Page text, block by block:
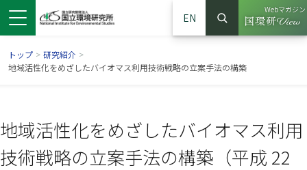
EN
サイト内検索
検索
Webマガジン
（別ウイ
トップ > 研究紹介 >
地域活性化をめざしたバイオマス利用技術戦略の立案手法の構築
地域活性化をめざしたバイオマス利用
技術戦略の立案手法の構築（平成 22